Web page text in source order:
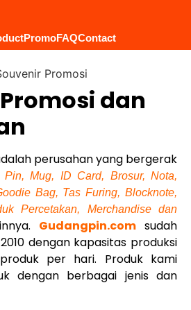
PromoFAQContact
dan
perusahan yang bergerak
Pin, Mug, ID Card, Brosur, Nota,
Bag, Tas Furing, Blocknote,
Percetakan, Merchandise dan
Gudangpin.com sudah
dengan kapasitas produksi
per hari. Produk kami
dengan berbagai jenis dan